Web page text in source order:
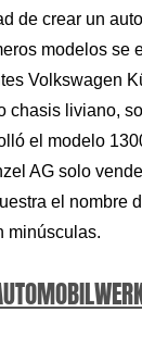
de crear un
modelos se
Volkswagen
chasis liviano,
el modelo
AG solo
el nombre
minúsculas.